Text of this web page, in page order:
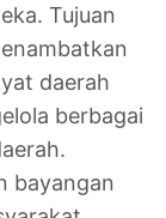
Tujuan
daerah
berbagai
bayangan